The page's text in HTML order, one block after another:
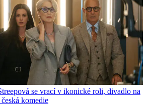
se vrací v ikonické roli, divadlo na
komedie